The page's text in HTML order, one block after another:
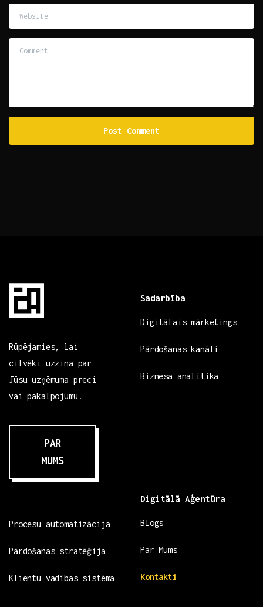
Website
Rūpējamies, lai
cilvēki uzzina par
Jūsu uzņēmuma preci
vai pakalpojumu.
PAR
MUMS
Sadarbība
Digitālais mārketings
Pārdošanas kanāli
Biznesa analītika
Procesu automatizācija
Pārdošanas stratēģija
Klientu vadības sistēma
Digitālā Aģentūra
Blogs
Par Mums
Kontakti